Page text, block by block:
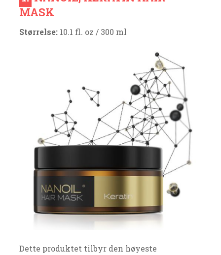
MASK
Størrelse: 10.1 fl. oz / 300 ml
Dette produktet tilbyr den høyeste